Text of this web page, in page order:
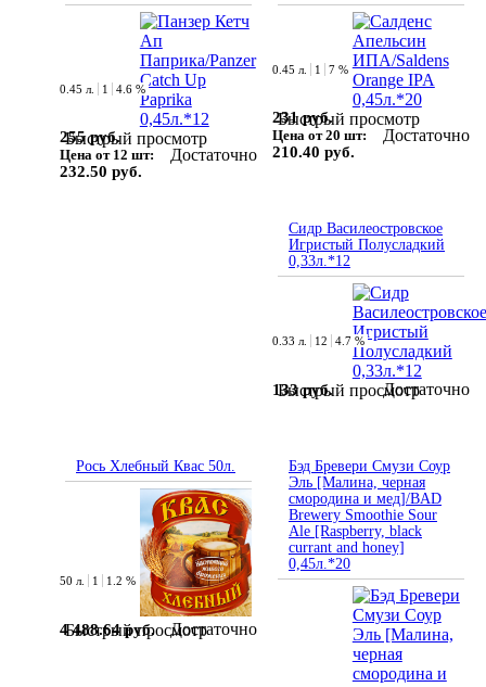
Быстрый просмотр
0.45 л. 1 4.6 %
255 руб.
Цена от 12 шт:
232.50 руб.
Достаточно
Быстрый просмотр
0.45 л. 1 7 %
231 руб.
Цена от 20 шт:
210.40 руб.
Достаточно
Сидр Василеостровское
Игристый Полусладкий
0,33л.*12
Быстрый просмотр
0.33 л. 12 4.7 %
133 руб. Достаточно
Рось Хлебный Квас 50л.
Быстрый просмотр
50 л. 1 1.2 %
4 488.64 руб. Достаточно
Бэд Бревери Смузи Соур
Эль [Малина, черная
смородина и мед]/BAD
Brewery Smoothie Sour
Ale [Raspberry, black
currant and honey]
0,45л.*20